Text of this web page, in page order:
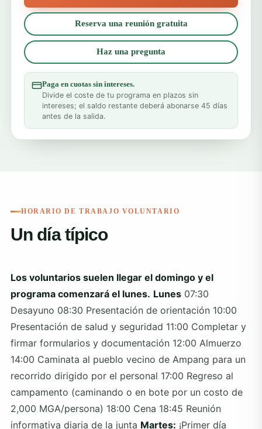
Reserva una reunión gratuita
Haz una pregunta
Paga en cuotas sin intereses.
Divide el coste de tu programa en plazos sin
intereses; el saldo restante deberá abonarse 45 días
antes de la salida.
HORARIO DE TRABAJO VOLUNTARIO
Un día típico
Los voluntarios suelen llegar el domingo y el
programa comenzará el lunes. Lunes 07:30
Desayuno 08:30 Presentación de orientación 10:00
Presentación de salud y seguridad 11:00 Completar y
firmar formularios y documentación 12:00 Almuerzo
14:00 Caminata al pueblo vecino de Ampang para un
recorrido dirigido por el personal 17:00 Regreso al
campamento (caminando o en bote por un costo de
2,000 MGA/persona) 18:00 Cena 18:45 Reunión
informativa diaria de la junta Martes: ¡Primer día